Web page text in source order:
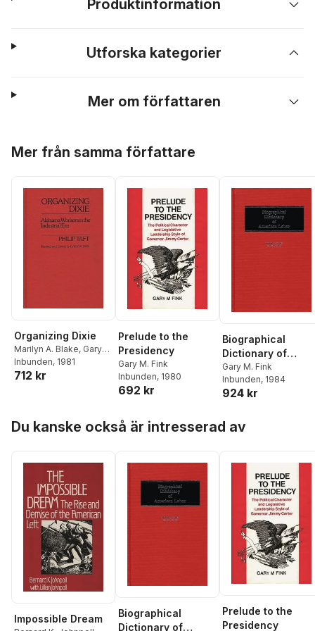
Produktinformation
Utforska kategorier
Mer om författaren
Mer från samma författare
Organizing Dixie
Marilyn A. Blake, Gary
M. Fink
Inbunden, 1981
712 kr
Prelude to the
Presidency
Gary M. Fink
Inbunden, 1980
692 kr
Biographical
Dictionary of
American Labor
Gary M. Fink
Inbunden, 1984
924 kr
Du kanske också är intresserad av
Impossible Dream
Biographical
Dictionary of
Prelude to the
Presidency